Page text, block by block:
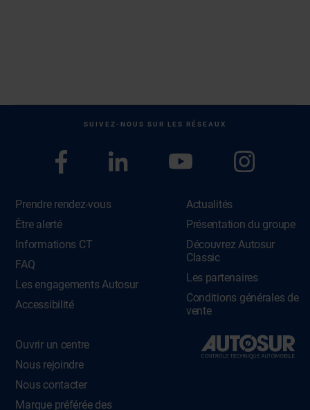
SUIVEZ-NOUS SUR LES RÉSEAUX
Prendre rendez-vous
Être alerté
Informations CT
FAQ
Les engagements Autosur
Accessibilité
Actualités
Présentation du groupe
Découvrez Autosur
Classic
Les partenaires
Conditions générales de
vente
Ouvrir un centre
Nous rejoindre
Nous contacter
Marque préférée des